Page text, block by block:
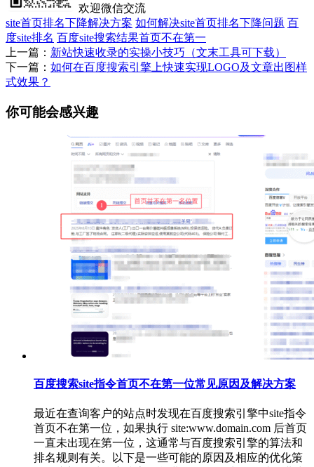
欢迎微信交流
site首页排名下降解决方案 如何解决site首页排名下降问题 百
度site排名 百度site搜索结果首页不在第一
上一篇： 新站快速收录的实操小技巧（文末工具可下载）
下一篇： 如何在百度搜索引擎上快速实现LOGO及文章出图样
式效果？
你可能会感兴趣
百度搜索site指令首页不在第一位常见原因及解决方案
最近在查询客户的站点时发现在百度搜索引擎中site指令
首页不在第一位，如果执行 site:www.domain.com 后首页
一直未出现在第一位，这通常与百度搜索引擎的算法和
排名规则有关。以下是一些可能的原因及相应的优化策